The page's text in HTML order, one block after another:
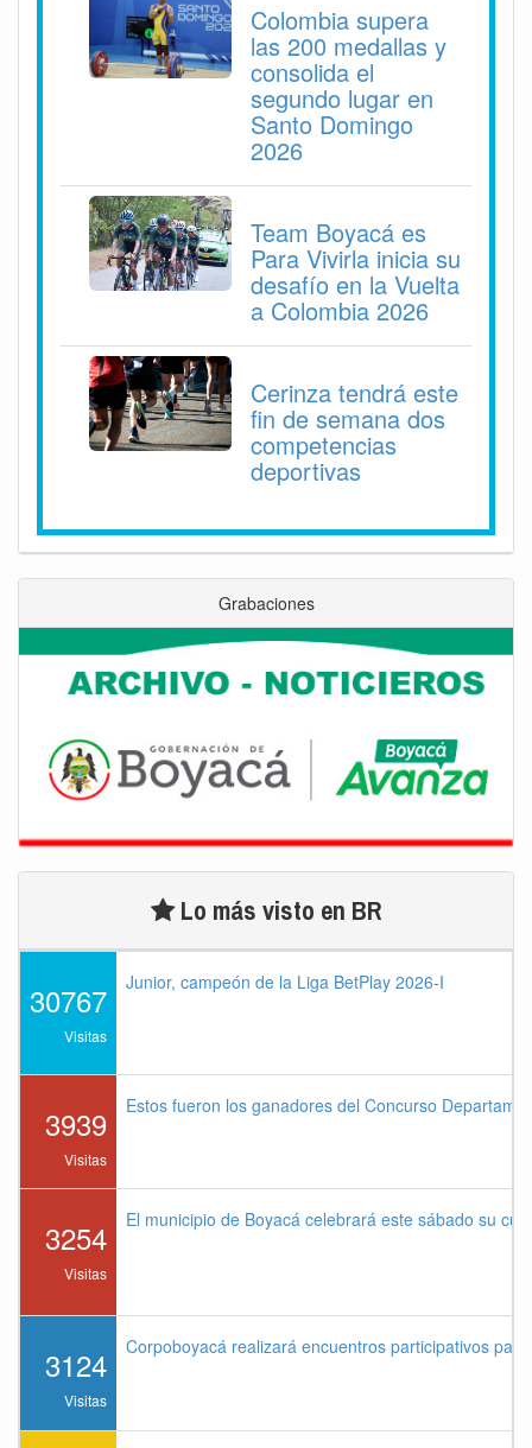
Colombia supera
las 200 medallas y
consolida el
segundo lugar en
Santo Domingo
2026
Team Boyacá es
Para Vivirla inicia su
desafío en la Vuelta
a Colombia 2026
Cerinza tendrá este
fin de semana dos
competencias
deportivas
Grabaciones
Lo más visto en BR
30767
Visitas
Junior, campeón de la Liga BetPlay 2026-I
3939
Visitas
Estos fueron los ganadores del Concurso
3254
Visitas
El municipio de Boyacá celebrará este sábado su
3124
Visitas
Corpoboyacá realizará encuentros participativos